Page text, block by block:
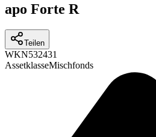
apo Forte R
Teilen
WKN532431
AssetklasseMischfonds